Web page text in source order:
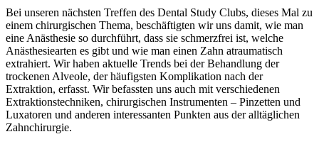
Bei unseren nächsten Treffen des Dental Study Clubs, dieses Mal zu
einem chirurgischen Thema, beschäftigten wir uns damit, wie man
eine Anästhesie so durchführt, dass sie schmerzfrei ist, welche
Anästhesiearten es gibt und wie man einen Zahn atraumatisch
extrahiert. Wir haben aktuelle Trends bei der Behandlung der
trockenen Alveole, der häufigsten Komplikation nach der
Extraktion, erfasst. Wir befassten uns auch mit verschiedenen
Extraktionstechniken, chirurgischen Instrumenten – Pinzetten und
Luxatoren und anderen interessanten Punkten aus der alltäglichen
Zahnchirurgie.